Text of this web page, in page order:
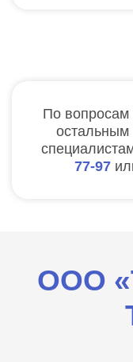
По вопросам
остальным
77-97
ООО